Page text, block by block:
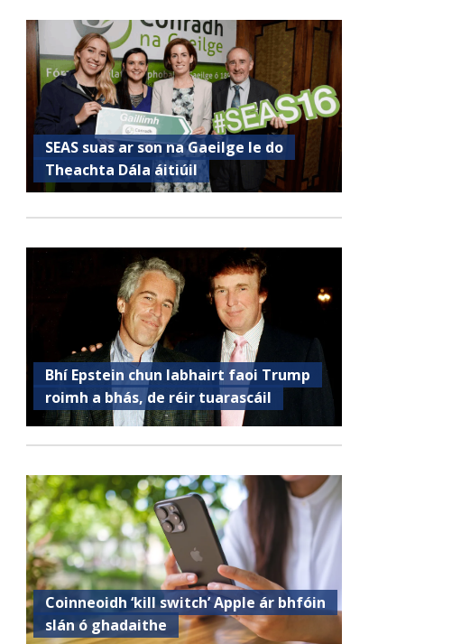
SEAS suas ar son na Gaeilge le do
Theachta Dála áitiúil
Bhí Epstein chun labhairt faoi Trump
roimh a bhás, de réir tuarascáil
Coinneoidh ‘kill switch’ Apple ár bhfóin
slán ó ghadaithe